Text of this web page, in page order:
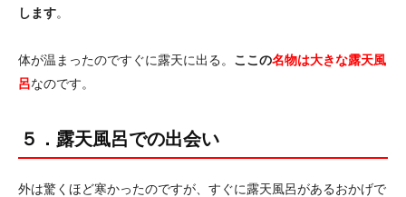
します。
体が温まったのですぐに露天に出る。 ここの名物は大きな露天風
呂なのです。
５．露天風呂での出会い
外は驚くほど寒かったのですが、すぐに露天風呂があるおかげで